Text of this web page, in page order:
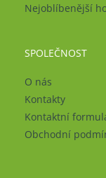
Nejoblíbenější
SPOLEČNOST
O nás
Kontakty
Kontaktní
Obchodní